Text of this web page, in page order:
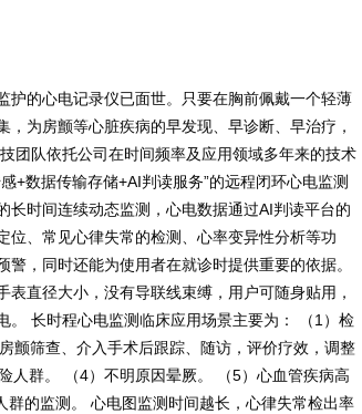
护的心电记录仪已面世。只要在胸前佩戴一个轻薄
为房颤等心脏疾病的早发现、早诊断、早治疗，
团队依托公司在时间频率及应用领域多年来的技术
+数据传输存储+AI判读服务”的远程闭环心电监测
时间连续动态监测，心电数据通过AI判读平台的
位、常见心律失常的检测、心率变异性分析等功
，同时还能为使用者在就诊时提供重要的依据。
直径大小，没有导联线束缚，用户可随身贴用，
长时程心电监测临床应用场景主要为： （1）检
颤筛查、介入手术后跟踪、随访，评价疗效，调整
人群。 （4）不明原因晕厥。 （5）心血管疾病高
的监测。 心电图监测时间越长，心律失常检出率